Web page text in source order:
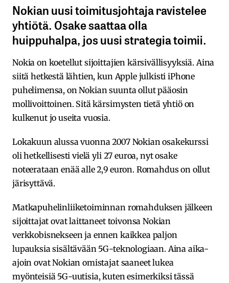
Nokian uusi toimitusjohtaja ravistelee
yhtiötä. Osake saattaa olla
huippuhalpa, jos uusi strategia toimii.
Nokia on koetellut sijoittajien kärsivällisyyksiä. Aina
siitä hetkestä lähtien, kun Apple julkisti iPhone
puhelimensa, on Nokian suunta ollut pääosin
mollivoittoinen. Sitä kärsimysten tietä yhtiö on
kulkenut jo useita vuosia.
Lokakuun alussa vuonna 2007 Nokian osakekurssi
oli hetkellisesti vielä yli 27 euroa, nyt osake
noteerataan enää alle 2,9 euron. Romahdus on ollut
järisyttävä.
Matkapuhelinliiketoiminnan romahduksen jälkeen
sijoittajat ovat laittaneet toivonsa Nokian
verkkobisnekseen ja ennen kaikkea paljon
lupauksia sisältävään 5G-teknologiaan. Aina aika-
ajoin ovat Nokian omistajat saaneet lukea
myönteisiä 5G-uutisia, kuten esimerkiksi tässä